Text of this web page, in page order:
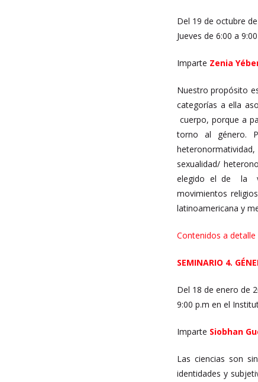
Del 19 de octubre
Jueves de 6:00 a
Imparte Zenia
Nuestro propósito
categorías a ella
cuerpo, porque a
torno al género.
sexualidad/
elegido el de la
movimientos
latinoamericana y
Contenidos a detalle
SEMINARIO 4.
Del 18 de enero de
9:00 p.m en el
Imparte Siobhan
Las ciencias son
identidades y